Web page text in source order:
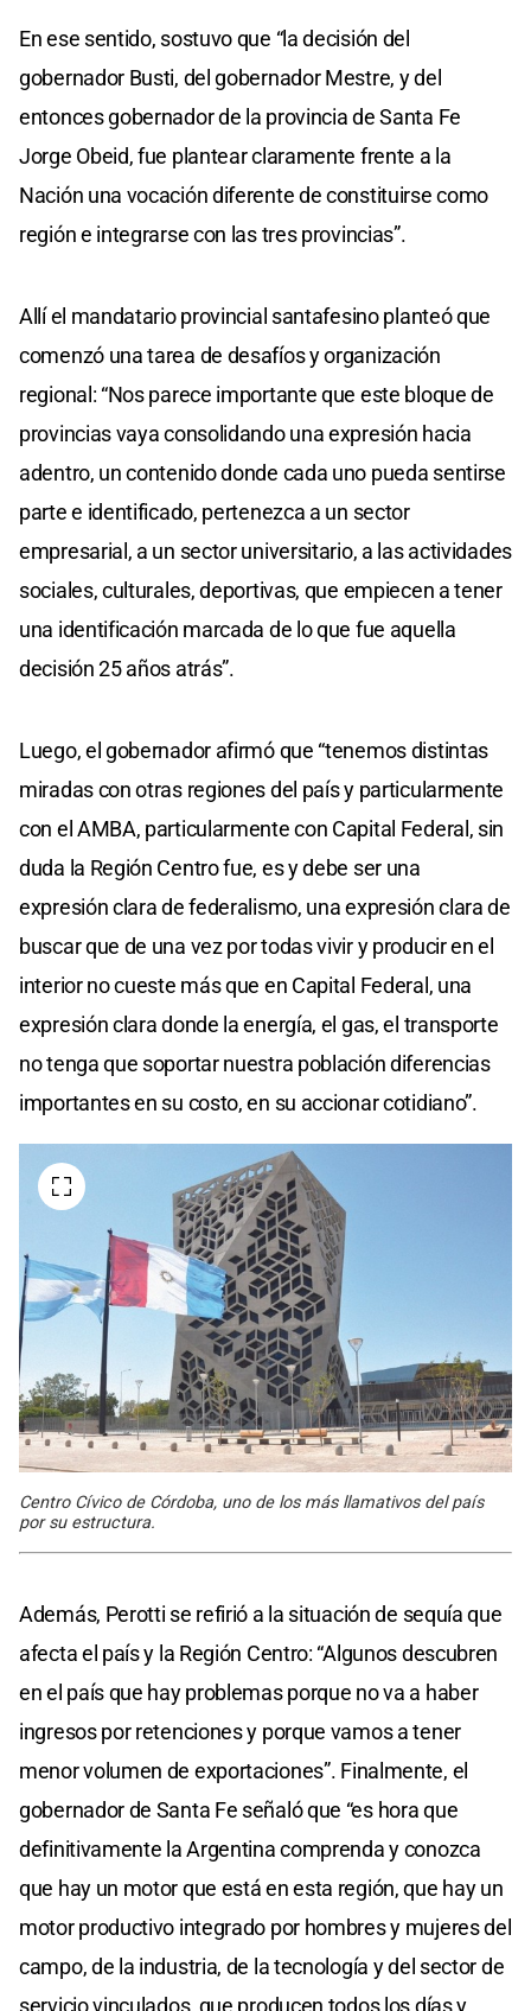
En ese sentido, sostuvo que “la decisión del
gobernador Busti, del gobernador Mestre, y del
entonces gobernador de la provincia de Santa Fe
Jorge Obeid, fue plantear claramente frente a la
Nación una vocación diferente de constituirse como
región e integrarse con las tres provincias”.
Allí el mandatario provincial santafesino planteó que
comenzó una tarea de desafíos y organización
regional: “Nos parece importante que este bloque de
provincias vaya consolidando una expresión hacia
adentro, un contenido donde cada uno pueda sentirse
parte e identificado, pertenezca a un sector
empresarial, a un sector universitario, a las actividades
sociales, culturales, deportivas, que empiecen a tener
una identificación marcada de lo que fue aquella
decisión 25 años atrás”.
Luego, el gobernador afirmó que “tenemos distintas
miradas con otras regiones del país y particularmente
con el AMBA, particularmente con Capital Federal, sin
duda la Región Centro fue, es y debe ser una
expresión clara de federalismo, una expresión clara de
buscar que de una vez por todas vivir y producir en el
interior no cueste más que en Capital Federal, una
expresión clara donde la energía, el gas, el transporte
no tenga que soportar nuestra población diferencias
importantes en su costo, en su accionar cotidiano”.
Centro Cívico de Córdoba, uno de los más llamativos del país
por su estructura.
Además, Perotti se refirió a la situación de sequía que
afecta el país y la Región Centro: “Algunos descubren
en el país que hay problemas porque no va a haber
ingresos por retenciones y porque vamos a tener
menor volumen de exportaciones”. Finalmente, el
gobernador de Santa Fe señaló que “es hora que
definitivamente la Argentina comprenda y conozca
que hay un motor que está en esta región, que hay un
motor productivo integrado por hombres y mujeres del
campo, de la industria, de la tecnología y del sector de
servicio vinculados, que producen todos los días y